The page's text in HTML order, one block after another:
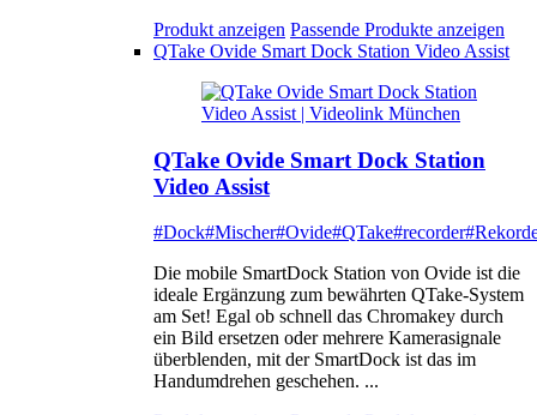
Produkt anzeigen Passende Produkte anzeigen
QTake Ovide Smart Dock Station Video Assist
QTake Ovide Smart Dock Station
Video Assist
#Dock#Mischer#Ovide#QTake#recorder
Die mobile SmartDock Station von Ovide ist die
ideale Ergänzung zum bewährten QTake-System
am Set! Egal ob schnell das Chromakey durch
ein Bild ersetzen oder mehrere Kamerasignale
überblenden, mit der SmartDock ist das im
Handumdrehen geschehen. ...